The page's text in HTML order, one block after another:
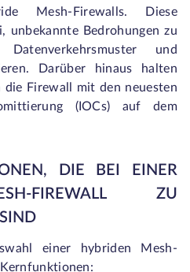
Mesh-Firewalls. Diese
unbekannte Bedrohungen zu
und
Darüber hinaus halten
die Firewall mit den neuesten
(IOCs) auf dem
DIE BEI EINER
FIREWALL ZU
einer hybriden Mesh-